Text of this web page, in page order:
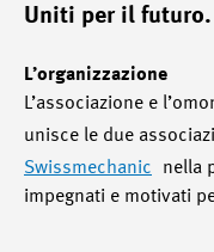
Uniti per il futuro.
L’organizzazione
L’associazione e
unisce le due
Swissmechanic
nella
impegnati e motivati